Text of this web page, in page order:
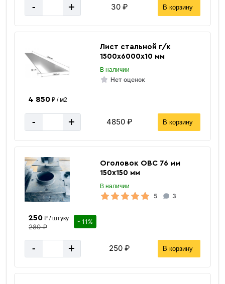
- + 30 ₽ В корзину
Лист стальной г/к
1500х6000х10 мм
В наличии
Нет оценок
4 850₽ / м2
- + 4850 ₽ В корзину
Оголовок ОВС 76 мм
150х150 мм
В наличии
5 3
250₽ / штуку
280 ₽
- 11%
- + 250 ₽ В корзину